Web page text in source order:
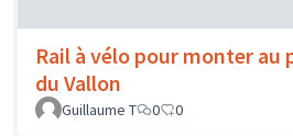
Rail à vélo pour monter au
du Vallon
Guillaume T
0 0